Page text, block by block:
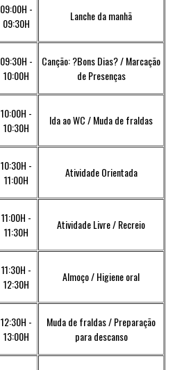
09:00H -
09:30H
Lanche da manhã
09:30H -
10:00H
Canção: ?Bons Dias? / Marcação
de Presenças
10:00H -
10:30H
Ida ao WC / Muda de fraldas
10:30H -
11:00H
Atividade Orientada
11:00H -
11:30H
Atividade Livre / Recreio
11:30H -
12:30H
Almoço / Higiene oral
12:30H -
13:00H
Muda de fraldas / Preparação
para descanso